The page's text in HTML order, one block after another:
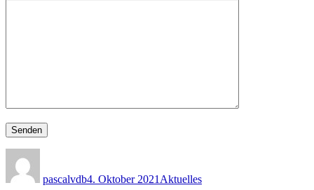
pascalvdb4. Oktober 2021 Aktuelles